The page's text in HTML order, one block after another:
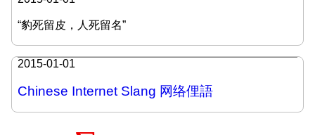
“豹死留皮，人死留名”
2015-01-01
Chinese Internet Slang 网络俚語